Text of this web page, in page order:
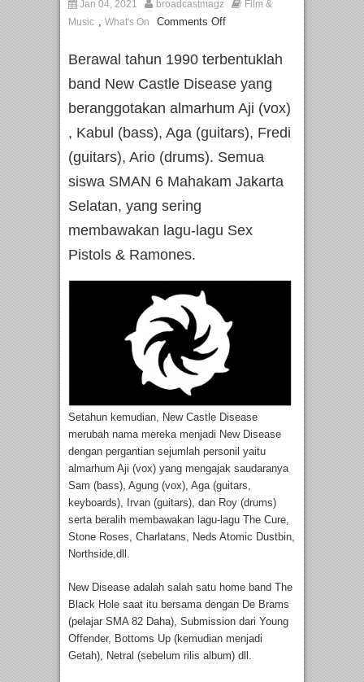
Jan 04, 2021 broadcastmagz
Film &
Music , What's On Comments Off
Berawal tahun 1990 terbentuklah
band New Castle Disease yang
beranggotakan almarhum Aji (vox)
, Kabul (bass), Aga (guitars), Fredi
(guitars), Ario (drums). Semua
siswa SMAN 6 Mahakam Jakarta
Selatan, yang sering
membawakan lagu-lagu Sex
Pistols & Ramones.
Setahun kemudian, New Castle Disease
merubah nama mereka menjadi New Disease
dengan pergantian sejumlah personil yaitu
almarhum Aji (vox) yang mengajak saudaranya
Sam (bass), Agung (vox), Aga (guitars,
keyboards), Irvan (guitars), dan Roy (drums)
serta beralih membawakan lagu-lagu The Cure,
Stone Roses, Charlatans, Neds Atomic Dustbin,
Northside,dll.
New Disease adalah salah satu home band The
Black Hole saat itu bersama dengan De Brams
(pelajar SMA 82 Daha), Submission dari Young
Offender, Bottoms Up (kemudian menjadi
Getah), Netral (sebelum rilis album) dll.